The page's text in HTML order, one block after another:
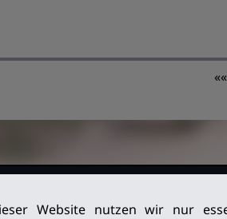
««
Teltow, 2026. Alle
Website nutzen wir nur